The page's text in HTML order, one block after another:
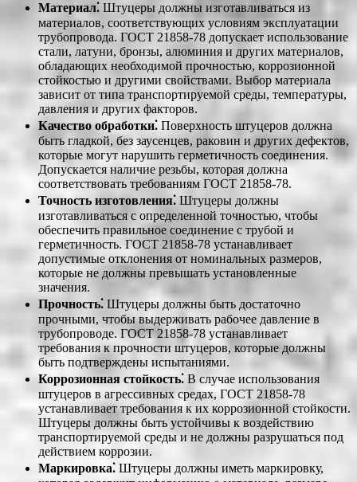
Материал⁚ Штуцеры должны изготавливаться из
материалов, соответствующих условиям эксплуатации
трубопровода. ГОСТ 21858-78 допускает использование
стали, латуни, бронзы, алюминия и других материалов,
обладающих необходимой прочностью, коррозионной
стойкостью и другими свойствами. Выбор материала
зависит от типа транспортируемой среды, температуры,
давления и других факторов.
Качество обработки⁚ Поверхность штуцеров должна
быть гладкой, без заусенцев, раковин и других дефектов,
которые могут нарушить герметичность соединения.
Допускается наличие резьбы, которая должна
соответствовать требованиям ГОСТ 21858-78.
Точность изготовления⁚ Штуцеры должны
изготавливаться с определенной точностью, чтобы
обеспечить правильное соединение с трубой и
герметичность. ГОСТ 21858-78 устанавливает
допустимые отклонения от номинальных размеров,
которые не должны превышать установленные
значения.
Прочность⁚ Штуцеры должны быть достаточно
прочными, чтобы выдерживать рабочее давление в
трубопроводе. ГОСТ 21858-78 устанавливает
требования к прочности штуцеров, которые должны
быть подтверждены испытаниями.
Коррозионная стойкость⁚ В случае использования
штуцеров в агрессивных средах, ГОСТ 21858-78
устанавливает требования к их коррозионной стойкости.
Штуцеры должны быть устойчивы к воздействию
транспортируемой среды и не должны разрушаться под
действием коррозии.
Маркировка⁚ Штуцеры должны иметь маркировку,